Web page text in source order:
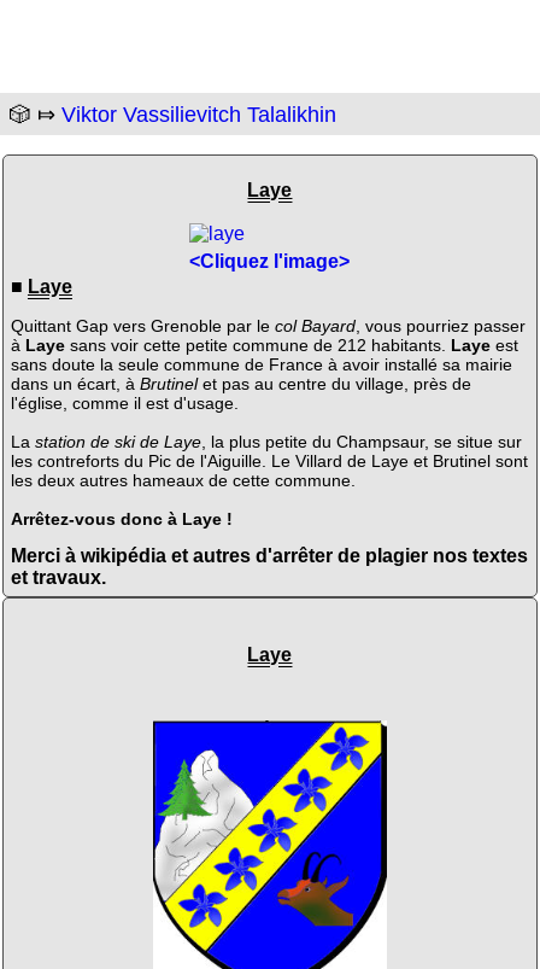
🎲 ⤇ Viktor Vassilievitch Talalikhin
Laye
<Cliquez l'image>
■ Laye
Quittant Gap vers Grenoble par le col Bayard, vous pourriez passer
à Layesans voir cette petite commune de 212 habitants. Layeest
sans doute la seule commune de France à avoir installé sa mairie
dans un écart, à Brutinelet pas au centre du village, près de
l'église, comme il est d'usage.
La station de ski de Laye, la plus petite du Champsaur, se situe sur
les contreforts du Pic de l'Aiguille. Le Villard de Laye et Brutinel sont
les deux autres hameaux de cette commune.
Arrêtez-vous donc à Laye !
Merci à wikipédia et autres d'arrêter de plagier nos textes
et travaux.
Laye